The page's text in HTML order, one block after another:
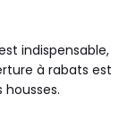
indispensable,
à rabats est